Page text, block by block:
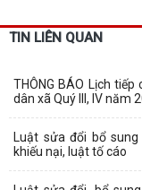
TIN LIÊN QUAN
THÔNG BÁO Lịch
dân xã Quý III, IV năm
Luật sửa đổi bổ
khiếu nại, luật tố cáo